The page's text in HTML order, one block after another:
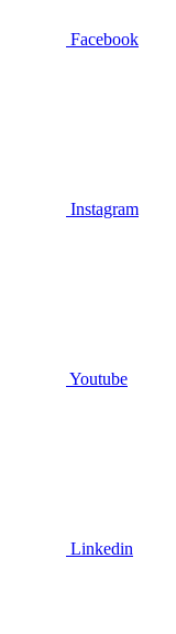
Facebook
Instagram
Youtube
Linkedin